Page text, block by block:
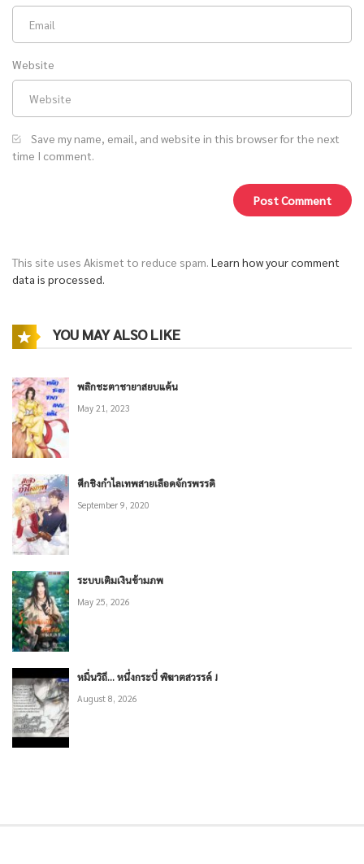
Website
Save my name, email, and website in this browser for the next
time I comment.
This site uses Akismet to reduce spam. Learn how your comment
data is processed.
YOU MAY ALSO LIKE
พลิกชะตาชายาสยบแค้น
May 21, 2023
ศึกชิงกำไลเทพสายเลือดจักรพรรดิ
September 9, 2020
ระบบเติมเงินข้ามภพ
May 25, 2026
หมื่นวิถี… หนึ่งกระบี่ พิฆาตสวรรค์ !
August 8, 2026